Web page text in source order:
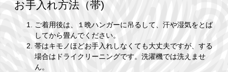
お手入れ方法（帯)
ご着用後は、１晩ハンガーに吊るして、汗や湿気をとば
してから畳んでください。
帯はキモノほどお手入れしなくても大丈夫ですが、する
場合はドライクリーニングです。洗濯機では洗えませ
ん。